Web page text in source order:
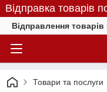
Відправка товарів
Відправлення
Товари та послуги